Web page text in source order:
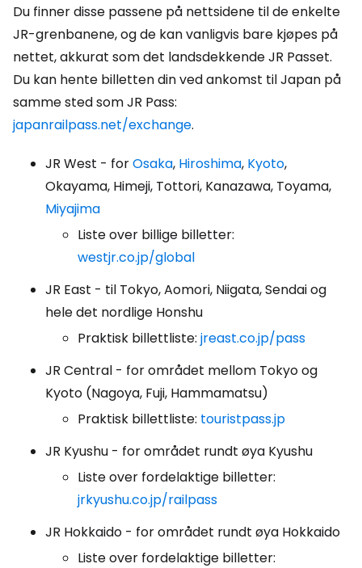
Du finner disse passene på nettsidene til de enkelte
JR-grenbanene, og de kan vanligvis bare kjøpes på
nettet, akkurat som det landsdekkende JR Passet.
Du kan hente billetten din ved ankomst til Japan på
samme sted som JR Pass:
japanrailpass.net/exchange.
JR West - forOsaka, Hiroshima, Kyoto,
Okayama, Himeji, Tottori, Kanazawa, Toyama,
Miyajima
Liste over billige billetter:
westjr.co.jp/global
JR East - til Tokyo, Aomori, Niigata, Sendai og
hele det nordlige Honshu
Praktisk billettliste: jreast.co.jp/pass
JR Central - for området mellom Tokyo og
Kyoto (Nagoya, Fuji, Hammamatsu)
Praktisk billettliste: touristpass.jp
JR Kyushu - for området rundt øya Kyushu
Liste over fordelaktige billetter:
jrkyushu.co.jp/railpass
JR Hokkaido - for området rundt øya Hokkaido
Liste over fordelaktige billetter: